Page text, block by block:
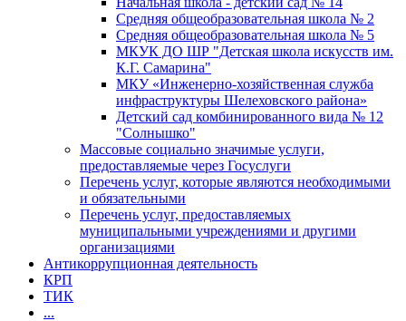
Средняя общеобразовательная школа № 2
Средняя общеобразовательная школа № 5
МКУК ДО ШР "Детская школа искусств им.
К.Г. Самарина"
МКУ «Инженерно-хозяйственная служба
инфраструктуры Шелеховского района»
Детский сад комбинированного вида № 12
"Солнышко"
Массовые социально значимые услуги,
предоставляемые через Госуслуги
Перечень услуг, которые являются необходимыми
и обязательными
Перечень услуг, предоставляемых
муниципальными учреждениями и другими
организациями
Антикоррупционная деятельность
КРП
ТИК
...